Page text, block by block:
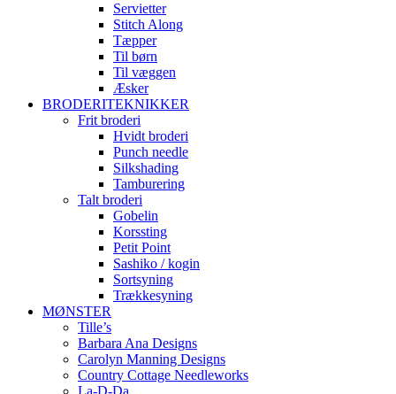
Servietter
Stitch Along
Tæpper
Til børn
Til væggen
Æsker
BRODERITEKNIKKER
Frit broderi
Hvidt broderi
Punch needle
Silkshading
Tamburering
Talt broderi
Gobelin
Korssting
Petit Point
Sashiko / kogin
Sortsyning
Trækkesyning
MØNSTER
Tille’s
Barbara Ana Designs
Carolyn Manning Designs
Country Cottage Needleworks